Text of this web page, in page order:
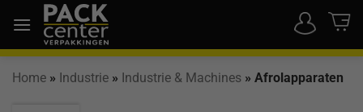
naar
inhoud
Home » Industrie » Industrie & Machines » Afrolapparaten